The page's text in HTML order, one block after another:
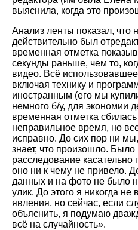
выяснила, когда это
Анализ ленты показал, что
действительно был
временная отметка
секунды раньше, чем то,
видео. Всё
включая технику и
иностранным (его мы
немного б/у, для экономии
временная отметка
неправильное время, но
исправно. До сих пор ни
знает, что произошло.
расследование
оно ни к чему не привело.
данных и на фото не было
улик. До этого я никогда
явления, но сейчас, если
объяснить, я подумаю
всё на случайность».